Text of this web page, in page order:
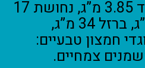
מ”ג, אבץ 77 מ”ג, יוד 3.85 מ”ג, נחושת 17
מ”ג, סלניום 0.18 מ”ג, ברזל 34 מ”ג,
חמצון טבעיים:
צמחיים.